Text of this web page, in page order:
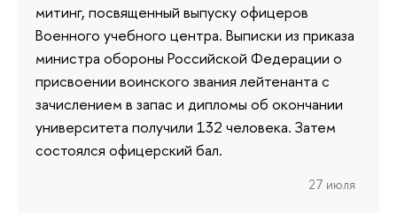
митинг, посвященный выпуску офицеров
Военного учебного центра. Выписки из приказа
министра обороны Российской Федерации о
присвоении воинского звания лейтенанта с
зачислением в запас и дипломы об окончании
университета получили 132 человека. Затем
состоялся офицерский бал.
27 июля